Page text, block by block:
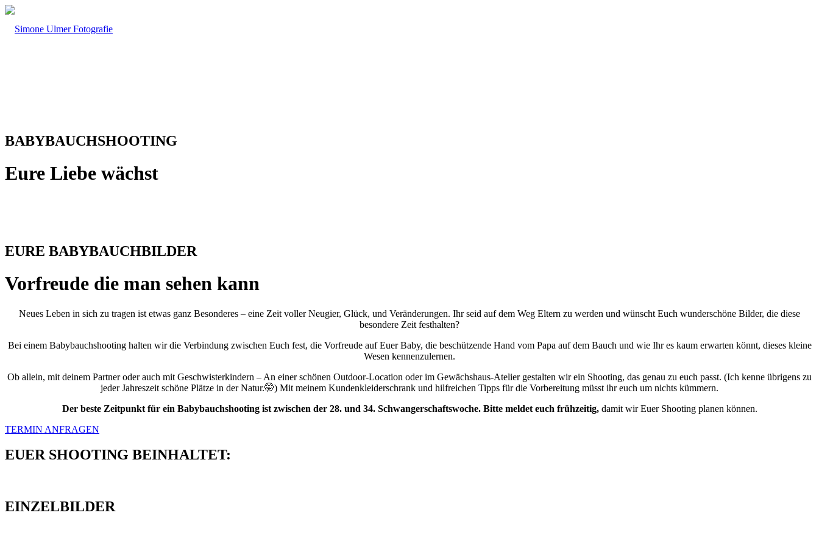
BABYBAUCHSHOOTING
Eure Liebe wächst
EURE BABYBAUCHBILDER
Vorfreude die man sehen kann
Neues Leben in sich zu tragen ist etwas ganz Besonderes – eine Zeit voller Neugier, Glück, und Veränderungen. Ihr seid auf dem Weg Eltern zu werden und wünscht Euch wunderschöne Bilder, die diese
besondere Zeit festhalten?
Bei einem Babybauchshooting halten wir die Verbindung zwischen Euch fest, die Vorfreude auf Euer Baby, die beschützende Hand vom Papa auf dem Bauch und wie Ihr es kaum erwarten könnt, dieses kleine
Wesen kennenzulernen.
Ob allein, mit deinem Partner oder auch mit Geschwisterkindern – An einer schönen Outdoor-Location oder im Gewächshaus-Atelier gestalten wir ein Shooting, das genau zu euch passt. (Ich kenne übrigens zu
jeder Jahreszeit schöne Plätze in der Natur.🤭) Mit meinem Kundenkleiderschrank und hilfreichen Tipps für die Vorbereitung müsst ihr euch um nichts kümmern.
Der beste Zeitpunkt für ein Babybauchshooting ist zwischen der 28. und 34. Schwangerschaftswoche.Bitte meldet euch frühzeitig,damit wir Euer Shooting planen können.
TERMIN ANFRAGEN
EUER SHOOTING BEINHALTET:
EINZELBILDER